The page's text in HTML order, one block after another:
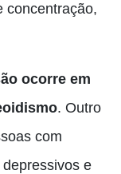
concentração,
ocorre em
. Outro
com
e